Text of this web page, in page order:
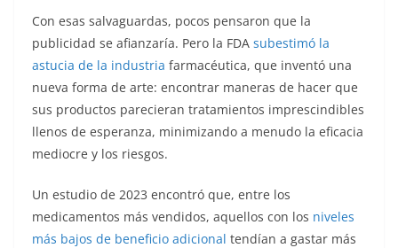
Con esas salvaguardas, pocos pensaron que la
publicidad se afianzaría. Pero la FDA subestimó la
astucia de la industria farmacéutica, que inventó una
nueva forma de arte: encontrar maneras de hacer que
sus productos parecieran tratamientos imprescindibles
llenos de esperanza, minimizando a menudo la eficacia
mediocre y los riesgos.
Un estudio de 2023 encontró que, entre los
medicamentos más vendidos, aquellos con los niveles
más bajos de beneficio adicional tendían a gastar más